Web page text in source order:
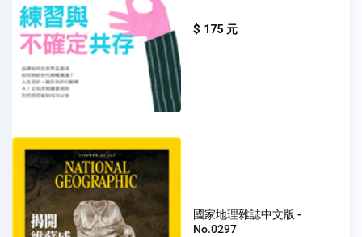
$ 175 元
國家地理雜誌中文版 -
No.0297